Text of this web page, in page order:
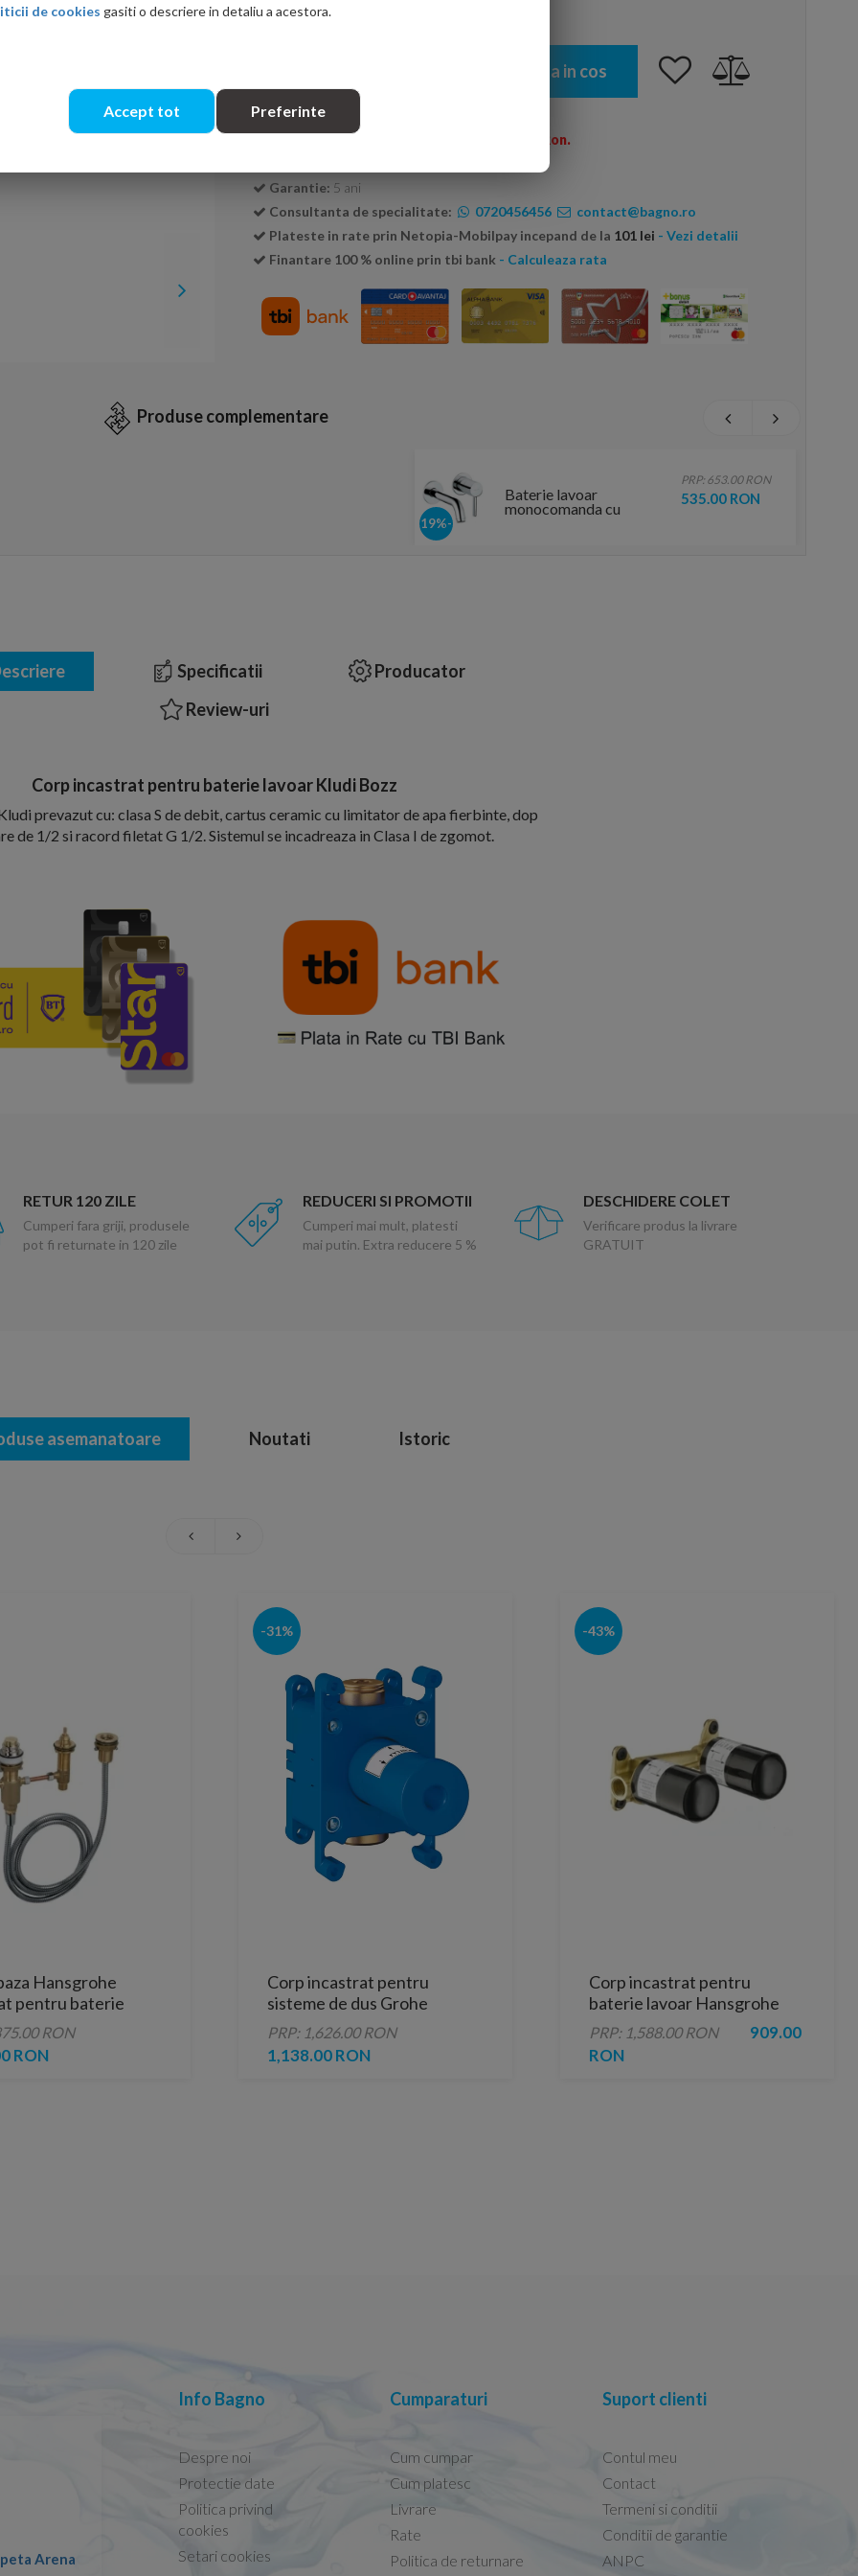
Adauga in cos
Transport GRATUIT la comenzi peste 600 Ron.
Garantie: 5 ani
Consultanta de specialitate:
0720456456
contact@bagno.ro
Plateste in rate prin Netopia-Mobilpay incepand de la 101 lei - Vezi detalii
Finantare 100 % online prin tbi bank - Calculeaza rata
Produse complementare
-19%
Baterie lavoar
monocomanda cu
PRP: 653.00 RON
535.00 RON
Specificatii
Producator
Review-uri
Corp incastrat pentru baterie lavoar Kludi Bozz
prevazut cu: clasa S de debit, cartus ceramic cu limitator de apa fierbinte, dop
de 1/2 si racord filetat G 1/2. Sistemul se incadreaza in Clasa I de zgomot.
RETUR 120 ZILE
Cumperi fara griji, produsele
pot fi returnate in 120 zile
REDUCERI SI PROMOTII
Cumperi mai mult, platesti
mai putin. Extra reducere 5 %
DESCHIDERE COLET
Verificare produs la livrare
GRATUIT
asemanatoare Noutati Istoric
Hansgrohe
pentru baterie
4 elemente
RON
RON
-31%
Corp incastrat pentru
sisteme de dus Grohe
Grohtherm F
PRP: 1,626.00 RON
1,138.00 RON
-43%
Corp incastrat pentru
baterie lavoar Hansgrohe
PRP: 1,588.00 RON
909.00
RON
Arena
Conform descrierii!
13.02.2026
Capacele Grohe sunt de bună calitate și se
Marius -08.02.2026
Info Bagno
Despre noi
Protectie date
Politica privind
cookies
Setari cookies
Cumparaturi
Cum cumpar
Cum platesc
Livrare
Rate
Politica de returnare
Suport clienti
Contul meu
Contact
Termeni si conditii
Conditii de garantie
ANPC
de cookies gasiti o descriere in detaliu a acestora.
Accept tot Preferinte